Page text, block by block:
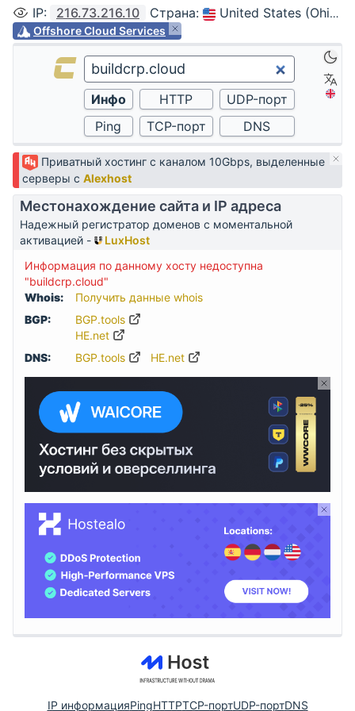
IP: 216.73.216.10 Страна: United States (Ohio, Columbus)
Offshore Cloud Services
Приватный хостинг с каналом 10Gbps, выделенные
серверы с Alexhost
Местонахождение сайта и IP адреса
Надежный регистратор доменов с моментальной
активацией -
LuxHost
Информация по данному хосту недоступна
"buildcrp.cloud"
Whois:
Получить данные whois
BGP:
BGP.tools
HE.net
DNS:
BGP.tools HE.net
IP информацияPingHTTPTCP-портUDP-портDNS